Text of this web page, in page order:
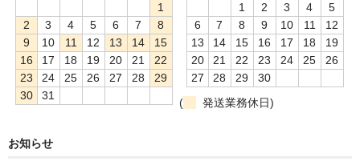
1
2
3 4 5 6 7
8
9
10 11 12 13 14
15
16
17 18 19 20 21
22
23
24 25 26 27 28
29
30
31
1
2 3 4
5
6
7 8 9 10 11
12
13
14 15 16 17 18
19
20
21 22 23 24 25
26
27
28 29
30
(
発送業務休日)
お知らせ